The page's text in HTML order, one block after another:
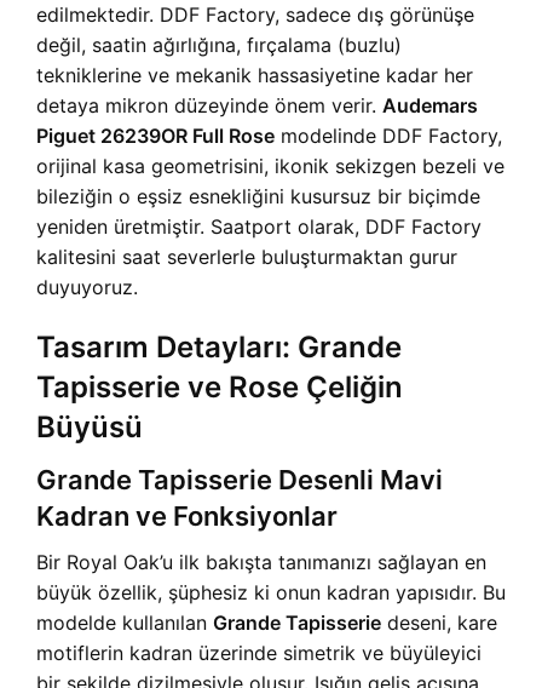
edilmektedir. DDF Factory, sadece dış görünüşe
değil, saatin ağırlığına, fırçalama (buzlu)
tekniklerine ve mekanik hassasiyetine kadar her
detaya mikron düzeyinde önem verir. Audemars
Piguet 26239OR Full Rose modelinde DDF Factory,
orijinal kasa geometrisini, ikonik sekizgen bezeli ve
bileziğin o eşsiz esnekliğini kusursuz bir biçimde
yeniden üretmiştir. Saatport olarak, DDF Factory
kalitesini saat severlerle buluşturmaktan gurur
duyuyoruz.
Tasarım Detayları: Grande
Tapisserie ve Rose Çeliğin
Büyüsü
Grande Tapisserie Desenli Mavi
Kadran ve Fonksiyonlar
Bir Royal Oak’u ilk bakışta tanımanızı sağlayan en
büyük özellik, şüphesiz ki onun kadran yapısıdır. Bu
modelde kullanılan Grande Tapisserie deseni, kare
motiflerin kadran üzerinde simetrik ve büyüleyici
bir şekilde dizilmesiyle oluşur. Işığın geliş açısına